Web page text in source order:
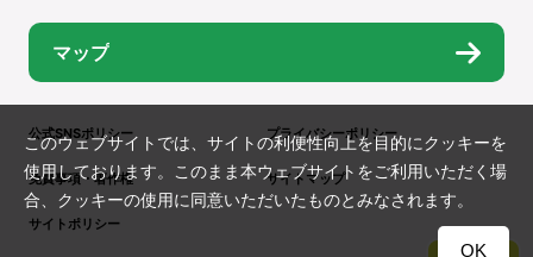
マップ
公式SNSポリシー プライバシーポリシー
免責事項・著作権 サイトマップ
サイトポリシー
このウェブサイトでは、サイトの利便性向上を目的にクッキーを
使用しております。このまま本ウェブサイトをご利用いただく場
合、クッキーの使用に同意いただいたものとみなされます。
OK